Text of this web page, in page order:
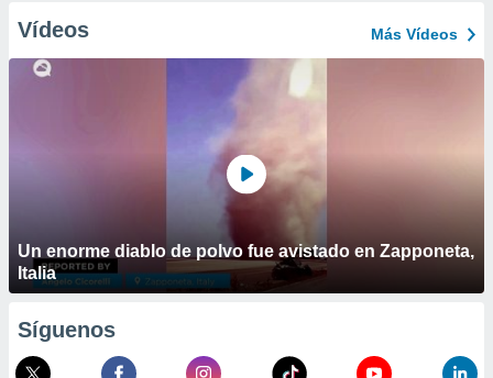
Vídeos Más Vídeos
Un enorme diablo de polvo fue avistado en Zapponeta,
Italia
Síguenos